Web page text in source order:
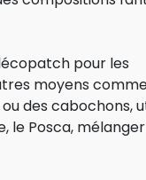
pour les
moyens
des cabochons,
le Posca,